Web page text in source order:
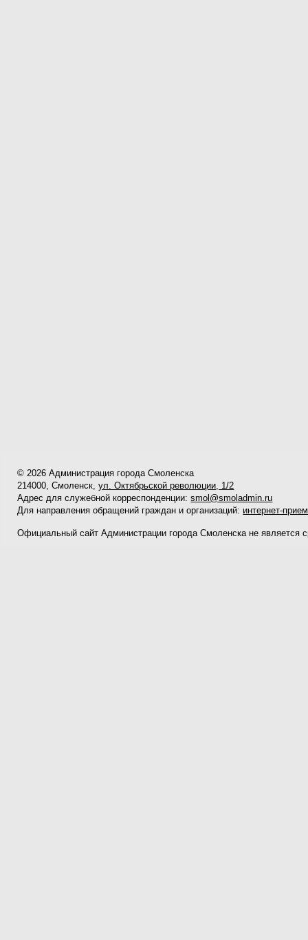
© 2026 Администрация города Смоленска
214000, Смоленск,ул. Октябрьской революции, 1/2
Адрес для служебной корреспонденции:smol@smoladmin.ru
Для направления обращений граждан и организаций: интернет-
Официальный сайт Администрации города Смоленска не является